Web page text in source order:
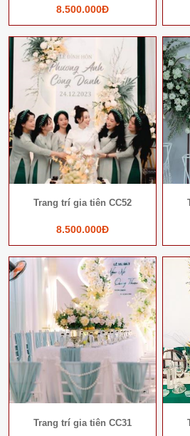
8.500.000Đ
Trang trí gia tiên CC52
8.500.000Đ
Trang trí gia tiên CC31